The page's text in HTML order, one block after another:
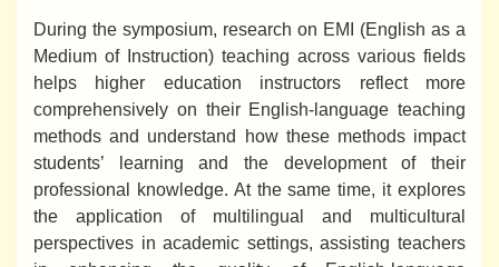
During the symposium, research on EMI (English as a
Medium of Instruction) teaching across various fields
helps higher education instructors reflect more
comprehensively on their English-language teaching
methods and understand how these methods impact
students’ learning and the development of their
professional knowledge. At the same time, it explores
the application of multilingual and multicultural
perspectives in academic settings, assisting teachers